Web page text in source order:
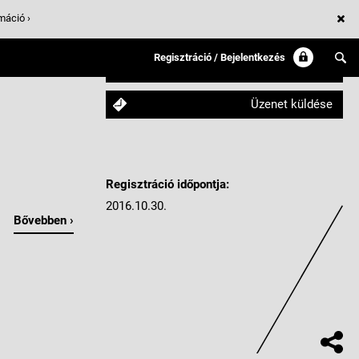
Regisztráció / Bejelentkezés
Követem
Üzenet küldése
Bővebben ›
Regisztráció időpontja:
2016.10.30.
›